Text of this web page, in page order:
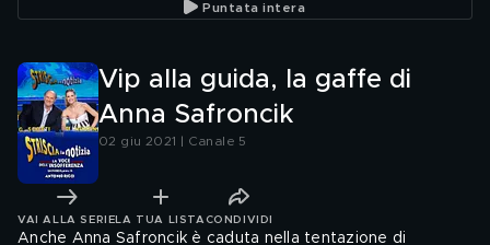
Puntata intera
Vip alla guida, la gaffe di
Anna Safroncik
02 giu 2021 | Canale 5
VAI ALLA SERIE LA TUA LISTA CONDIVIDI
Anche Anna Safroncik è caduta nella tentazione di